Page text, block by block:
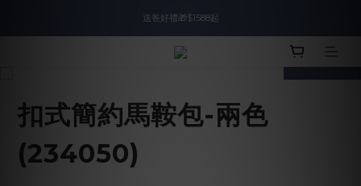
入會即領$888購物金🙌
送爸好禮🎁$1588起
滿$2000現折$100👏累計無上限 prev next
扣式簡約馬鞍包-兩色
(234050)